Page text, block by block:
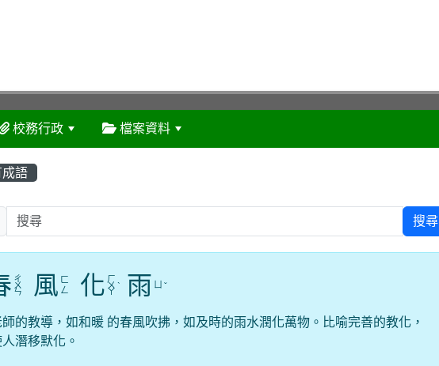
校務行政 檔案資料
語
搜尋
ㄔ
ㄨ
ㄣ 風 ㄈ
ㄥ
化 ㄏ
ㄨ
ㄚ
ˋ 雨 ˇ
師的教導，如和暖 的春風吹拂，如及時的雨水潤化萬物。比喻完善的教化，
潛移默化。